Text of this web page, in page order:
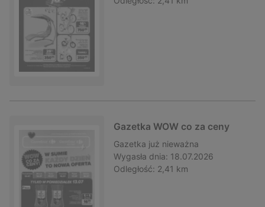
Gazetka WOW co za ceny
Gazetka już nieważna
Wygasła dnia: 18.07.2026
Odległość: 2,41 km